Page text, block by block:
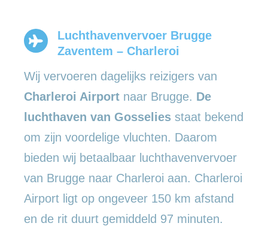
Luchthavenvervoer Brugge
Zaventem – Charleroi
Wij vervoeren dagelijks reizigers van
Charleroi Airport naar Brugge. De
luchthaven van Gosselies staat bekend
om zijn voordelige vluchten. Daarom
bieden wij betaalbaar luchthavenvervoer
van Brugge naar Charleroi aan. Charleroi
Airport ligt op ongeveer 150 km afstand
en de rit duurt gemiddeld 97 minuten.